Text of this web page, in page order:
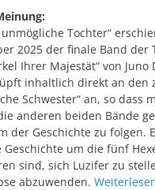
Tochter“
2025 der finale Band der
Ihrer Majestät“ von Juno
inhaltlich direkt an den
Schwester“ an, so dass
anderen beiden Bände
der Geschichte zu folgen.
Geschichte um die fünf
sind, sich Luzifer zu
abzuwenden.